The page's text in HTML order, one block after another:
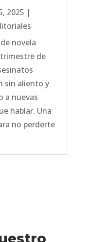
2025 |
novela
de
sin aliento y
a nuevas
hablar. Una
no perderte